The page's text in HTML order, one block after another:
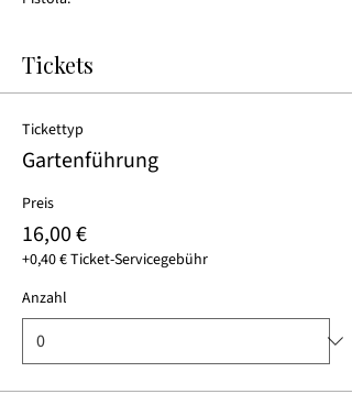
Tickets
Tickettyp
Gartenführung
Preis
16,00 €
+0,40 € Ticket-Servicegebühr
Anzahl